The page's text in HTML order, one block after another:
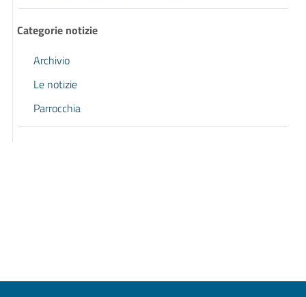
Categorie notizie
Archivio
Le notizie
Parrocchia